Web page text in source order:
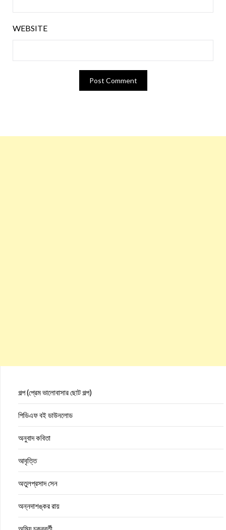
WEBSITE
গল্প (প্রেম ভালোবাসার ছোট গল্প)
পিডিএফ বই ডাউনলোড
অনুবাদ কবিতা
আবৃত্তি
অতুলপ্রসাদ সেন
অন্নদাশঙ্কর রায়